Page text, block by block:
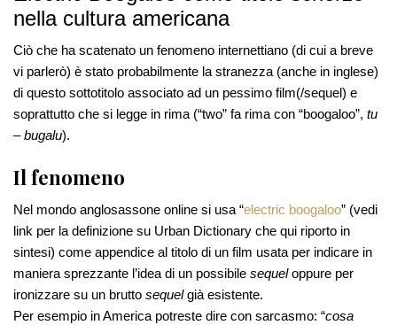
nella cultura americana
Ciò che ha scatenato un fenomeno internettiano (di cui a breve
vi parlerò) è stato probabilmente la stranezza (anche in inglese)
di questo sottotitolo associato ad un pessimo film(/sequel) e
soprattutto che si legge in rima (“two” fa rima con “boogaloo”, tu
–bugalu).
Il fenomeno
Nel mondo anglosassone online si usa “electric boogaloo” (vedi
link per la definizione su Urban Dictionary che qui riporto in
sintesi) come appendice al titolo di un film usata per indicare in
maniera sprezzante l’idea di un possibile sequeloppure per
ironizzare su un brutto sequelgià esistente.
Per esempio in America potreste dire con sarcasmo: “cosa